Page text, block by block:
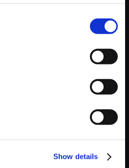
Show details
BASARA 西軍BEST